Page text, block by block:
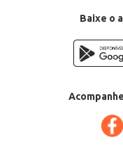
Baixe o